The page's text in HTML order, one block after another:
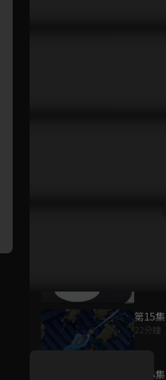
第15集
22分鐘
第16集
好康資訊